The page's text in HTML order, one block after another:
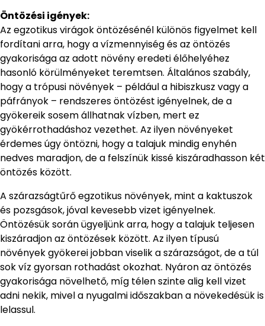
Öntözési igények:
Az egzotikus virágok öntözésénél különös figyelmet kell
fordítani arra, hogy a vízmennyiség és az öntözés
gyakorisága az adott növény eredeti élőhelyéhez
hasonló körülményeket teremtsen. Általános szabály,
hogy a trópusi növények – például a hibiszkusz vagy a
páfrányok – rendszeres öntözést igényelnek, de a
gyökereik sosem állhatnak vízben, mert ez
gyökérrothadáshoz vezethet. Az ilyen növényeket
érdemes úgy öntözni, hogy a talajuk mindig enyhén
nedves maradjon, de a felszínük kissé kiszáradhasson két
öntözés között.
A szárazságtűrő egzotikus növények, mint a kaktuszok
és pozsgások, jóval kevesebb vizet igényelnek.
Öntözésük során ügyeljünk arra, hogy a talajuk teljesen
kiszáradjon az öntözések között. Az ilyen típusú
növények gyökerei jobban viselik a szárazságot, de a túl
sok víz gyorsan rothadást okozhat. Nyáron az öntözés
gyakorisága növelhető, míg télen szinte alig kell vizet
adni nekik, mivel a nyugalmi időszakban a növekedésük is
lelassul.